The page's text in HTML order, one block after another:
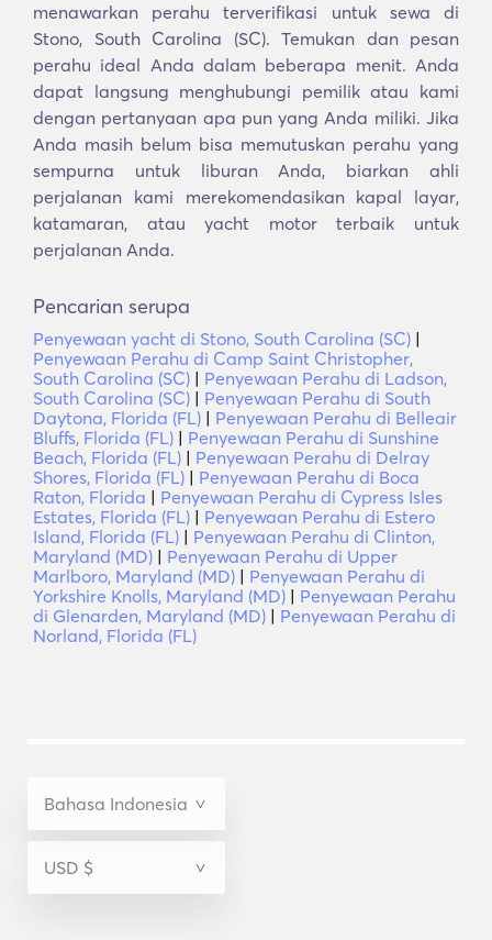
menawarkan perahu terverifikasi untuk sewa di
Stono, South Carolina (SC). Temukan dan pesan
perahu ideal Anda dalam beberapa menit. Anda
dapat langsung menghubungi pemilik atau kami
dengan pertanyaan apa pun yang Anda miliki. Jika
Anda masih belum bisa memutuskan perahu yang
sempurna untuk liburan Anda, biarkan ahli
perjalanan kami merekomendasikan kapal layar,
katamaran, atau yacht motor terbaik untuk
perjalanan Anda.
Pencarian serupa
Penyewaan yacht di Stono, South Carolina (SC) |
Penyewaan Perahu di Camp Saint Christopher,
South Carolina (SC) | Penyewaan Perahu di Ladson,
South Carolina (SC) | Penyewaan Perahu di South
Daytona, Florida (FL) | Penyewaan Perahu di Belleair
Bluffs, Florida (FL) | Penyewaan Perahu di Sunshine
Beach, Florida (FL) | Penyewaan Perahu di Delray
Shores, Florida (FL) | Penyewaan Perahu di Boca
Raton, Florida | Penyewaan Perahu di Cypress Isles
Estates, Florida (FL) | Penyewaan Perahu di Estero
Island, Florida (FL) | Penyewaan Perahu di Clinton,
Maryland (MD) | Penyewaan Perahu di Upper
Marlboro, Maryland (MD) | Penyewaan Perahu di
Yorkshire Knolls, Maryland (MD) | Penyewaan Perahu
di Glenarden, Maryland (MD) | Penyewaan Perahu di
Norland, Florida (FL)